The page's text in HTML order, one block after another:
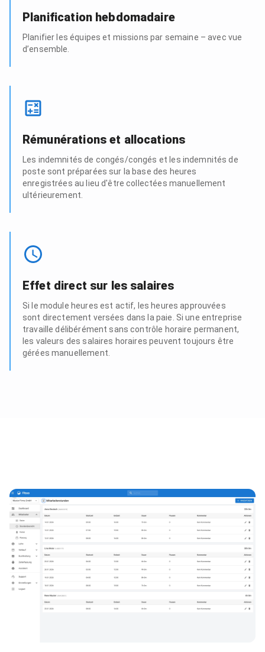
Planification hebdomadaire
Planifier les équipes et missions par semaine – avec vue
d’ensemble.
Rémunérations et allocations
Les indemnités de congés/congés et les indemnités de
poste sont préparées sur la base des heures
enregistrées au lieu d'être collectées manuellement
ultérieurement.
Effet direct sur les salaires
Si le module heures est actif, les heures approuvées
sont directement versées dans la paie. Si une entreprise
travaille délibérément sans contrôle horaire permanent,
les valeurs des salaires horaires peuvent toujours être
gérées manuellement.